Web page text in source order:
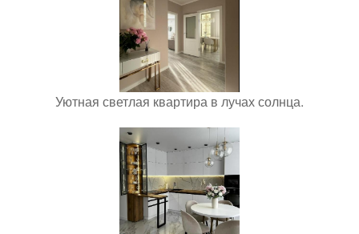
Уютная светлая квартира в лучах солнца.